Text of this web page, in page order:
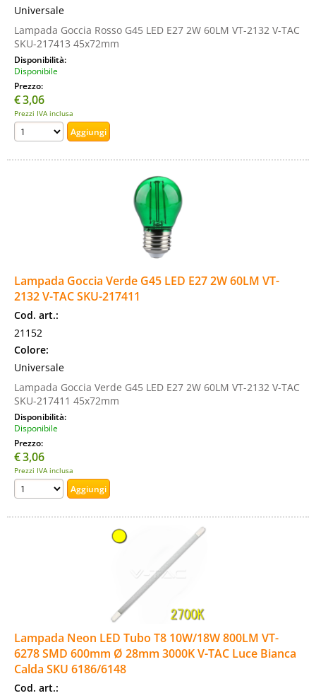
Universale
Lampada Goccia Rosso G45 LED E27 2W 60LM VT-2132 V-TAC
SKU-217413 45x72mm
Disponibilità:
Disponibile
Prezzo:
€3,06
Prezzi IVA inclusa
Lampada Goccia Verde G45 LED E27 2W 60LM VT-
2132 V-TAC SKU-217411
Cod. art.:
21152
Colore:
Universale
Lampada Goccia Verde G45 LED E27 2W 60LM VT-2132 V-TAC
SKU-217411 45x72mm
Disponibilità:
Disponibile
Prezzo:
€3,06
Prezzi IVA inclusa
Lampada Neon LED Tubo T8 10W/18W 800LM VT-
6278 SMD 600mm Ø 28mm 3000K V-TAC Luce Bianca
Calda SKU 6186/6148
Cod. art.: